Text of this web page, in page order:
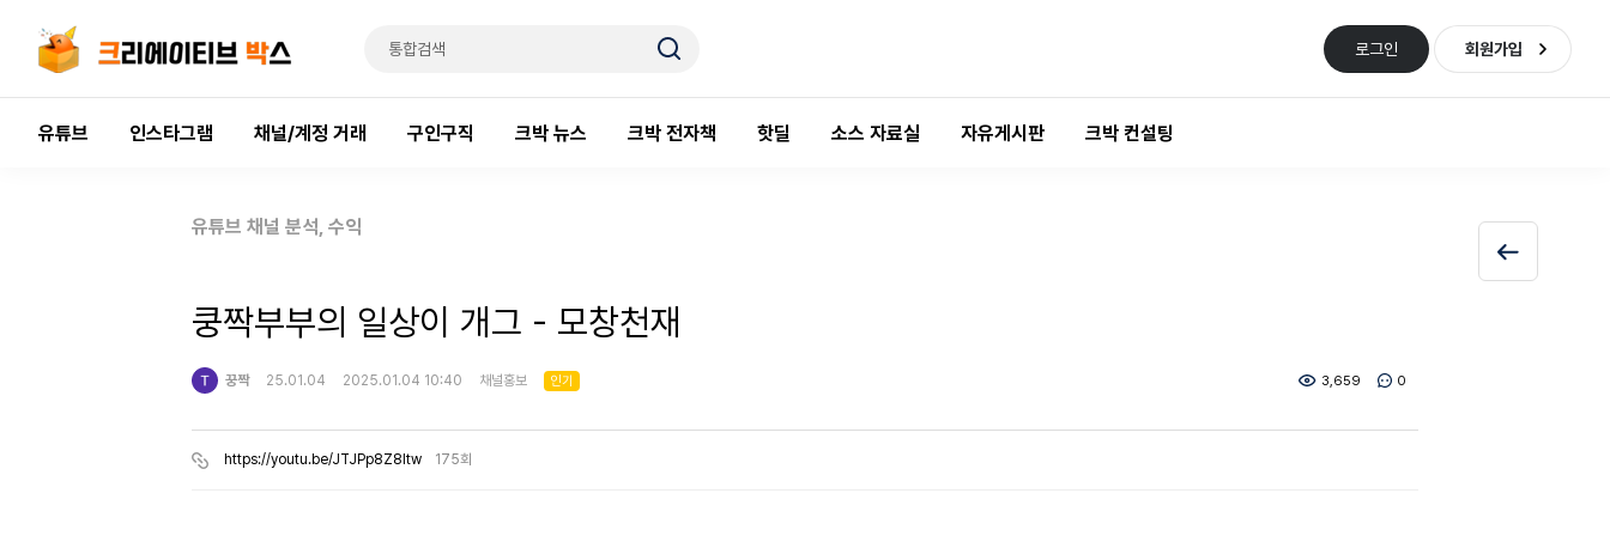
로그인 회원가입
유튜브 인스타그램 채널/계정 거래 구인구직 크박 뉴스 크박 전자책 핫딜 소스 자료실 자유게시판 크박 컨설팅
유튜브 채널 분석, 수익
쿵짝부부의 일상이 개그 - 모창천재
꿍짝 25.01.04 2025.01.04 10:40 채널홍보 인기 3,659 0
https://youtu.be/JTJPp8Z8Itw 175회